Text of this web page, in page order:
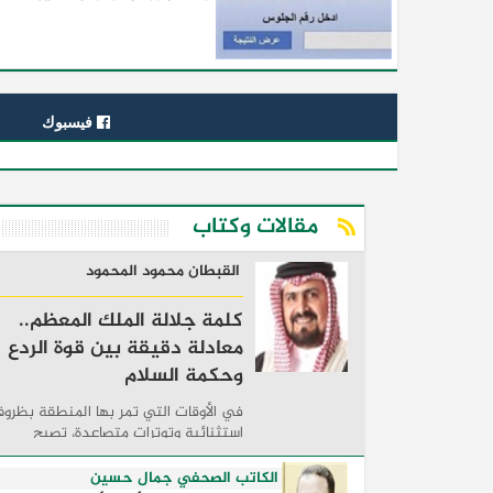
فيسبوك
مقالات وكتاب
القبطان محمود المحمود
كلمة جلالة الملك المعظم..
معادلة دقيقة بين قوة الردع
وحكمة السلام
في الأوقات التي تمر بها المنطقة
استثنائية وتوترات متصاعدة، تصبح
الكلمات السياسية أكثر من مجرد مواقف
معلنة؛ فهي تكشف طريقة تفكير الدول،
الكاتب الصحفي جمال حسين